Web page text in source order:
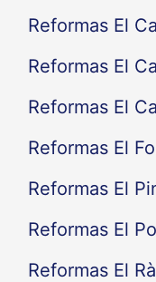
Reformas El
Reformas El
Reformas El
Reformas El
Reformas El
Reformas El
Reformas El